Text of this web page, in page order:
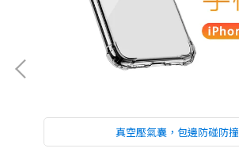
真空壓氣囊，包邊防碰防撞